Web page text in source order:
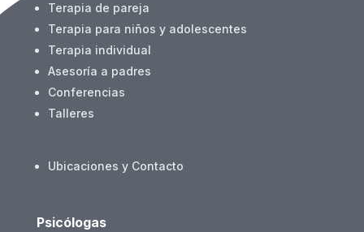
Terapia de pareja
Terapia para niños y adolescentes
Terapia individual
Asesoría a padres
Conferencias
Talleres
Ubicaciones y Contacto
Psicólogas